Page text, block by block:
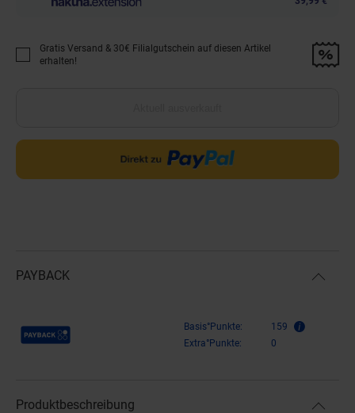
Promotion "Gratis Versand &amp; 30€ Filialgutschein auf diesen Artikel
Gratis Versand & 30€ Filialgutschein auf diesen Artikel
erhalten!
PAYBACK
Payback Punkte Basis°Punkte:
159
Extra°Punkte:
0
Produktbeschreibung